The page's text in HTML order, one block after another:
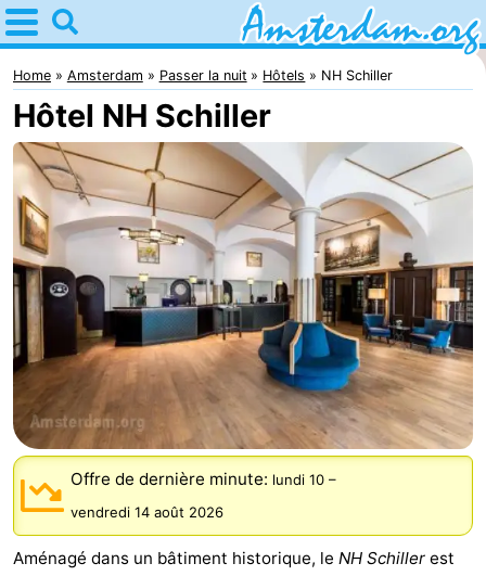
Home
Amsterdam
Itinéraires
Avec
les
enfants
Jeunes
adultes
Gratuitement
Passer
la
nuit
Appartements
Campings
Chambre
d'hôtes
Chaumières
-
Home Amsterdam Passer la nuit Hôtels NH Schiller
Hôtel NH Schiller
Offre de dernière minute: lundi 10 –
vendredi 14 août 2026
Aménagé dans un bâtiment historique, le NH Schiller est